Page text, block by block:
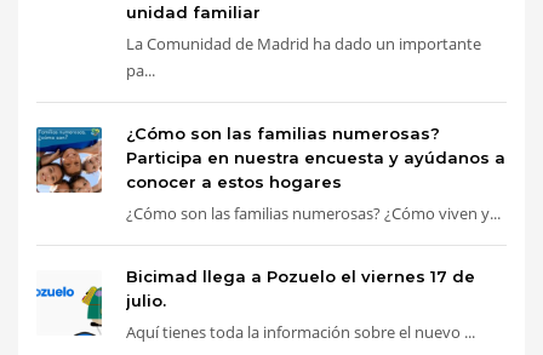
unidad familiar
La Comunidad de Madrid ha dado un importante
pa...
¿Cómo son las familias numerosas?
Participa en nuestra encuesta y ayúdanos a
conocer a estos hogares
¿Cómo son las familias numerosas? ¿Cómo viven y...
Bicimad llega a Pozuelo el viernes 17 de
julio.
Aquí tienes toda la información sobre el nuevo ...